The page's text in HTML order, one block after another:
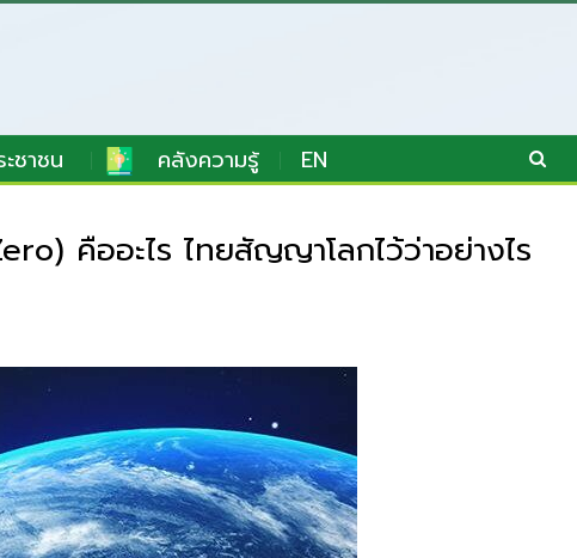
ชาชน คลังความรู้ EN
คืออะไร ไทยสัญญาโลกไว้ว่าอย่างไร